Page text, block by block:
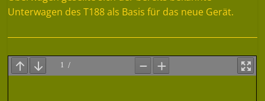
Unterwagen des T188 als Basis für das neue Gerät.